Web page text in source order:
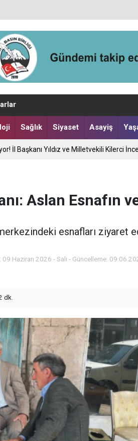
Sağlık Siyaset Asayiş
Ziyareti
İl Başkanı Yıldız ve Milletvekili Kilerci
Aslan Esnafın
esnafları ziyaret
09 Haziran 2026 - Salı - Güncelleme:
dk.